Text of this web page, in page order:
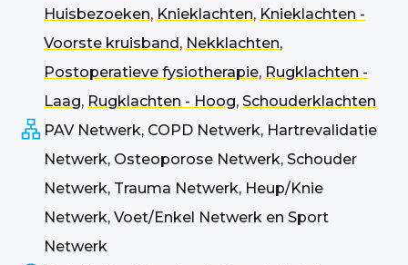
Huisbezoeken, Knieklachten, Knieklachten -
Voorste kruisband, Nekklachten,
Postoperatieve fysiotherapie, Rugklachten -
Laag, Rugklachten - Hoog, Schouderklachten
PAV Netwerk, COPD Netwerk, Hartrevalidatie
Netwerk, Osteoporose Netwerk, Schouder
Netwerk, Trauma Netwerk, Heup/Knie
Netwerk, Voet/Enkel Netwerk en Sport
Netwerk